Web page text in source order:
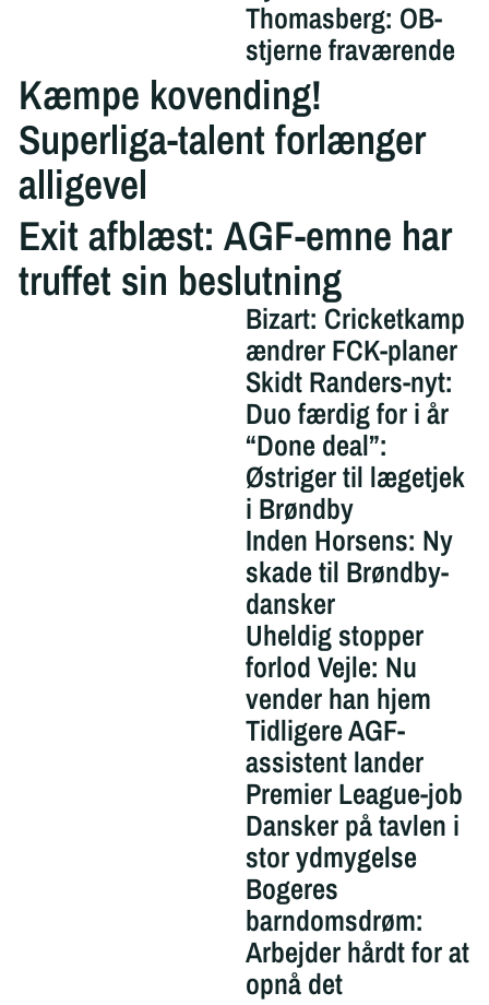
Thomasberg: OB-
stjerne fraværende
Kæmpe kovending!
Superliga-talent forlænger
alligevel
Exit afblæst: AGF-emne har
truffet sin beslutning
Bizart: Cricketkamp
ændrer FCK-planer
Skidt Randers-nyt:
Duo færdig for i år
“Done deal”:
Østriger til lægetjek
i Brøndby
Inden Horsens: Ny
skade til Brøndby-
dansker
Uheldig stopper
forlod Vejle: Nu
vender han hjem
Tidligere AGF-
assistent lander
Premier League-job
Dansker på tavlen i
stor ydmygelse
Bogeres
barndomsdrøm:
Arbejder hårdt for at
opnå det